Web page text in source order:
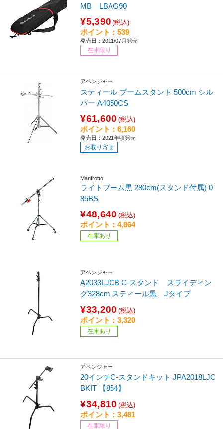
MB LBAG90
¥5,390 (税込)
ポイント：539
発売日：2011/07月発売
在庫限り
アベンジャー
スティール ブームスタンド 500cm シル
バー A4050CS
¥61,600 (税込)
ポイント：6,160
発売日：2021年頃発売
お取り寄せ
Manfrotto
ライトブーム黒 280cm(スタンド付属) 0
85BS
¥48,640 (税込)
ポイント：4,864
在庫あり
アベンジャー
A2033LJCB C-スタンド スライディン
グ328cm スティール黒 Jタイプ
¥33,200 (税込)
ポイント：3,320
在庫あり
アベンジャー
20インチC-スタンドキット JPA2018LJC
BKIT 【864】
¥34,810 (税込)
ポイント：3,481
在庫限り